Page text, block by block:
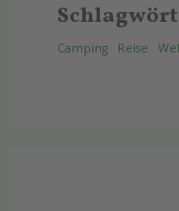
Camping Reise